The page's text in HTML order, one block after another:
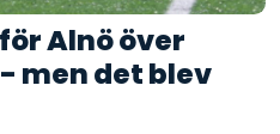
Alnö över
men det blev